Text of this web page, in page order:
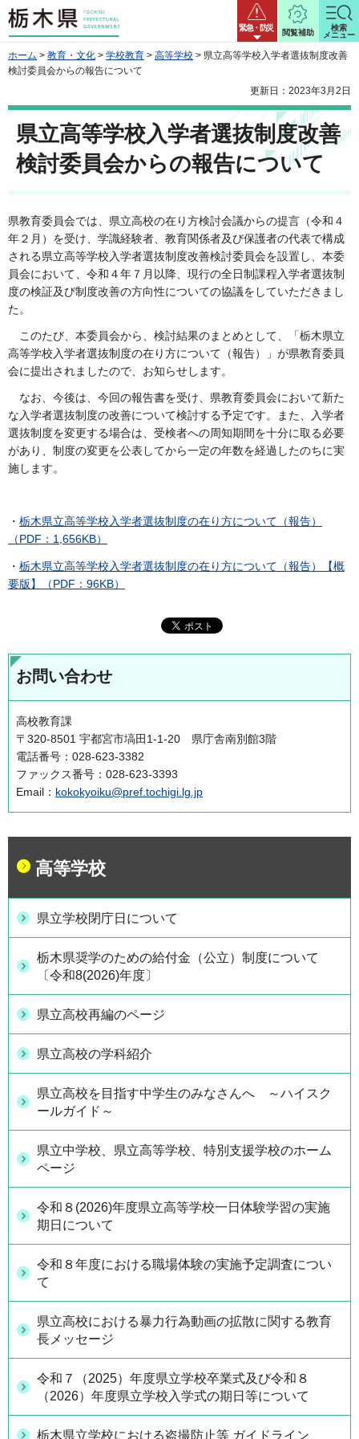
栃木県 緊急・防災
閲覧補助
検索
メニュー
ホーム > 教育・文化 > 学校教育 > 高等学校 > 県立高等学校入学者選抜制度改善
検討委員会からの報告について
更新日：2023年3月2日
県立高等学校入学者選抜制度改善
検討委員会からの報告について
県教育委員会では、県立高校の在り方検討会議からの提言（令和４
年２月）を受け、学識経験者、教育関係者及び保護者の代表で構成
される県立高等学校入学者選抜制度改善検討委員会を設置し、本委
員会において、令和４年７月以降、現行の全日制課程入学者選抜制
度の検証及び制度改善の方向性についての協議をしていただきまし
た。
このたび、本委員会から、検討結果のまとめとして、「栃木県立
高等学校入学者選抜制度の在り方について（報告）」が県教育委員
会に提出されましたので、お知らせします。
なお、今後は、今回の報告書を受け、県教育委員会において新た
な入学者選抜制度の改善について検討する予定です。また、入学者
選抜制度を変更する場合は、受検者への周知期間を十分に取る必要
があり、制度の変更を公表してから一定の年数を経過したのちに実
施します。
・ 栃木県立高等学校入学者選抜制度の在り方について（報告）
（PDF：1,656KB）
・ 栃木県立高等学校入学者選抜制度の在り方について（報告）【概
要版】（PDF：96KB）
お問い合わせ
高校教育課
〒320-8501 宇都宮市塙田1-1-20 県庁舎南別館3階
電話番号：028-623-3382
ファックス番号：028-623-3393
Email： kokokyoiku@pref.tochigi.lg.jp
高等学校
県立学校閉庁日について
栃木県奨学のための給付金（公立）制度について
〔令和8(2026)年度〕
県立高校再編のページ
県立高校の学科紹介
県立高校を目指す中学生のみなさんへ ～ハイスク
ールガイド～
県立中学校、県立高等学校、特別支援学校のホーム
ページ
令和８(2026)年度県立高等学校一日体験学習の実施
期日について
令和８年度における職場体験の実施予定調査につい
て
県立高校における暴力行為動画の拡散に関する教育
長メッセージ
令和７（2025）年度県立学校卒業式及び令和８
（2026）年度県立学校入学式の期日等について
栃木県立学校における盗撮防止等 ガイドライン